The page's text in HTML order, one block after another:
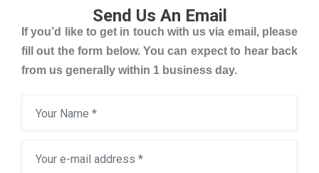
Send Us An Email
If you’d like to get in touch with us via email, please
fill out the form below. You can expect to hear back
from us generally within 1 business day.